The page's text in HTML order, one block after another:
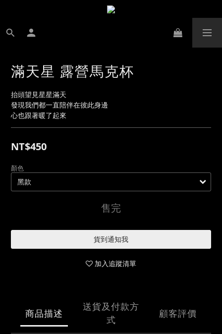
滿天星 露營馬克杯
抬頭望見星星滿天
發現我們都一直陪伴在彼此身邊
心也跟著暖了起來
NT$450
顏色
售完
貨到通知我
加入追蹤清單
商品描述
送貨及付款方
式
顧客評價